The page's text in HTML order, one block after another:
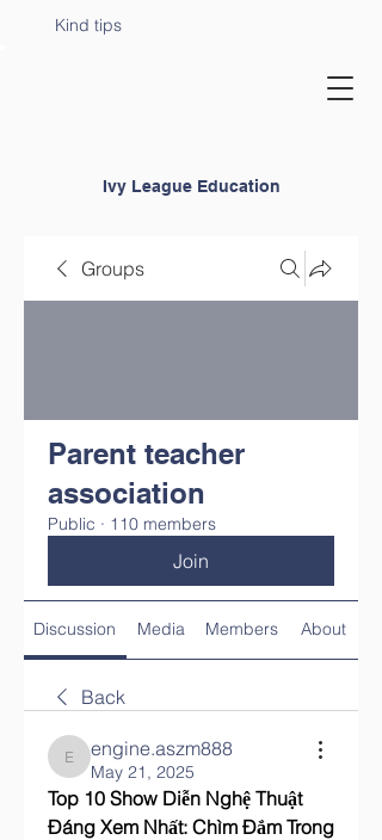
Ivy League Education
Kind tips
Groups
Parent teacher
association
Public · 110 members
Join
Discussion Media Members About
Back
engine.aszm888
engine.aszm888
May 21, 2025
Top 10 Show Diễn Nghệ Thuật
Đáng Xem Nhất: Chìm Đắm Trong